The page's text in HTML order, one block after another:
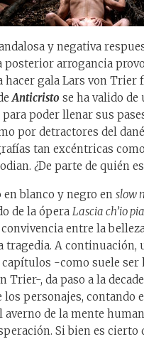
y negativa
posterior arrogancia
hacer gala Lars von Trier
Anticristo se ha valido de
poder llenar sus
por detractores del
tan excéntricas
¿De parte de quién
blanco y negro en slow
de la ópera Lascia ch’io
entre la
tragedia. A continuación,
-como suele ser
Trier-, da paso a la
los personajes, contando
averno de la mente
Si bien es cierto